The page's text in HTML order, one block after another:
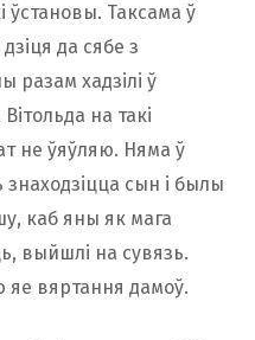
ўстановы. Таксама ў
да сябе з
разам хадзілі ў
на такі
не ўяўляю. Няма ў
знаходзіцца сын і былы
каб яны як мага
выйшлі на сувязь.
яе вяртання дамоў.